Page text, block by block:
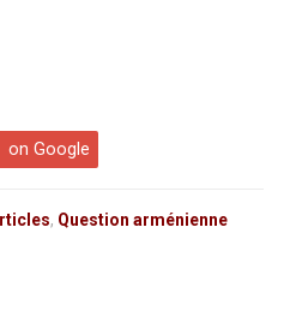
on Google
, Question arménienne